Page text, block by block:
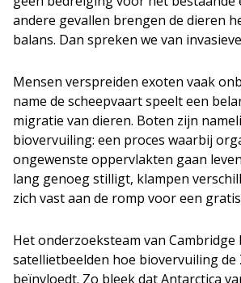
andere gevallen brengen de dieren
balans. Dan spreken we van
Mensen verspreiden exoten vaak
name de scheepvaart speelt een
migratie van dieren. Boten zijn
biovervuiling: een proces waarbij
ongewenste oppervlakten gaan
lang genoeg stilligt, klampen
zich vast aan de romp voor een
Het onderzoeksteam van
satellietbeelden hoe biovervuiling de
beïnvloedt. Zo bleek dat Antarctica